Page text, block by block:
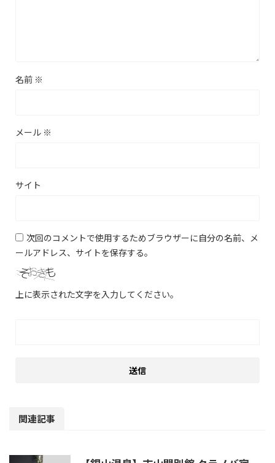
名前 ※
メール ※
サイト
次回のコメントで使用するためブラウザーに自分の名前、メ
ールアドレス、サイトを保存する。
上に表示された文字を入力してください。
関連記事